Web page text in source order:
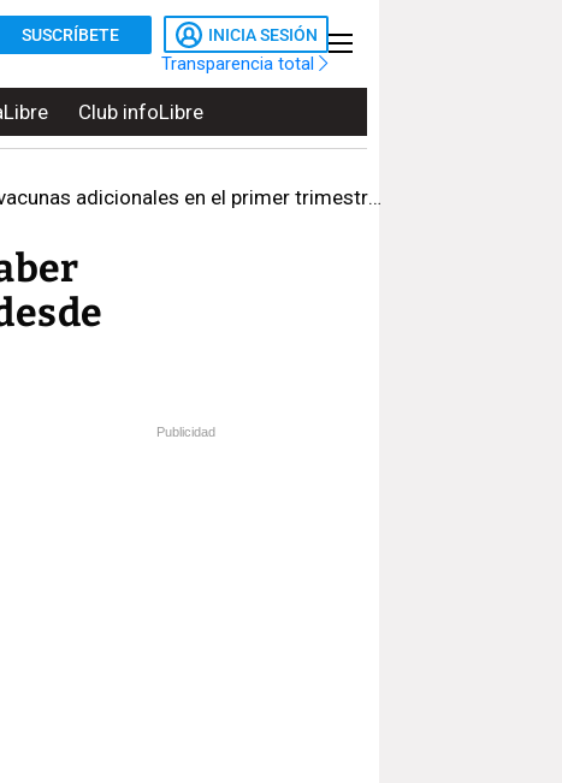
SUSCRÍBETE INICIA SESIÓN
Transparencia total
Club infoLibre
adicionales en el primer trimestre de 2022
Publicidad